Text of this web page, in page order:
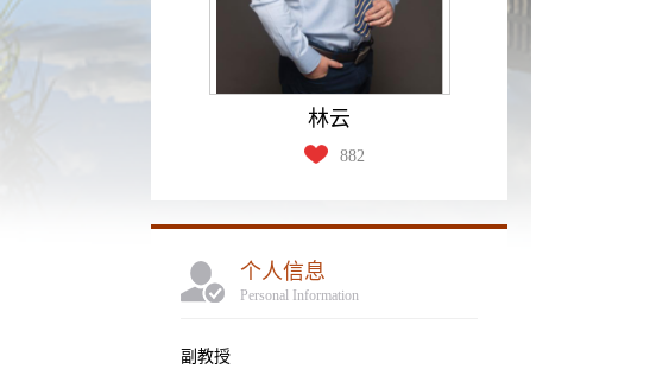
林云
882
个人信息
Personal Information
副教授